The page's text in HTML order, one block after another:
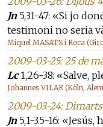
Jn5,31-47: «Si jo
testimoni no seria
Miquel MASATS i Roca
2009-03-25: 25 de
Lc1,26-38: «Salve,
Johannes VILAR (Köln,
2009-03-24: Dimarts
Jn5,1-3.5-16: